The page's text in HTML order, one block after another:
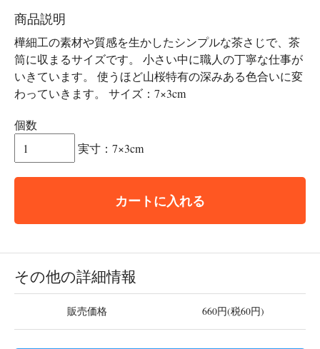
商品説明
樺細工の素材や質感を生かしたシンプルな茶さじで、茶
筒に収まるサイズです。 小さい中に職人の丁寧な仕事が
いきています。 使うほど山桜特有の深みある色合いに変
わっていきます。 サイズ：7×3cm
個数
実寸：7×3cm
カートに入れる
その他の詳細情報
販売価格 660円(税60円)